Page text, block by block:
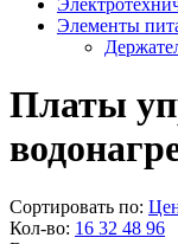
Элементы
Платы
Сортировать по:
Кол-во: 16 32 48 96